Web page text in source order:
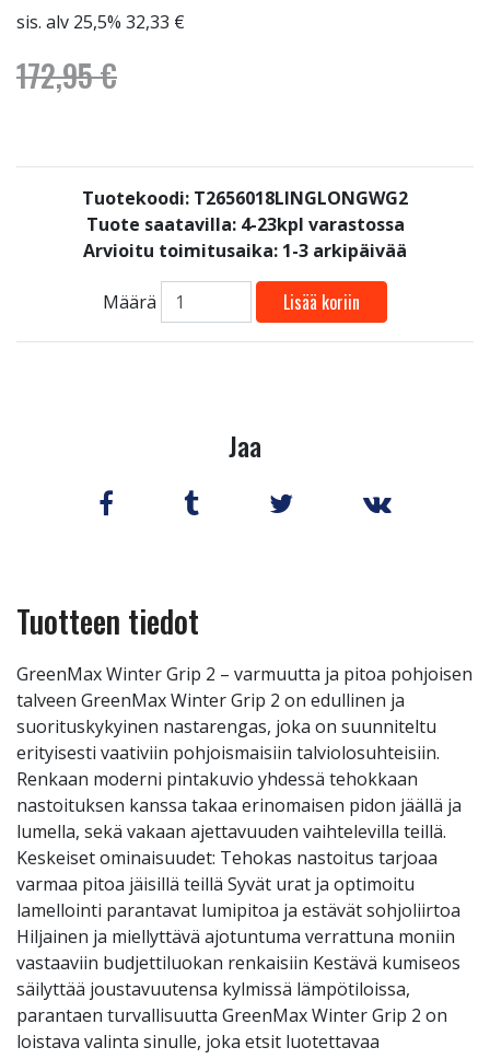
sis. alv 25,5% 32,33 €
172,95 €
Tuotekoodi: T2656018LINGLONGWG2
Tuote saatavilla: 4-23kpl varastossa
Arvioitu toimitusaika: 1-3 arkipäivää
Määrä Lisää koriin
Jaa
Tuotteen tiedot
GreenMax Winter Grip 2 – varmuutta ja pitoa pohjoisen
talveen GreenMax Winter Grip 2 on edullinen ja
suorituskykyinen nastarengas, joka on suunniteltu
erityisesti vaativiin pohjoismaisiin talviolosuhteisiin.
Renkaan moderni pintakuvio yhdessä tehokkaan
nastoituksen kanssa takaa erinomaisen pidon jäällä ja
lumella, sekä vakaan ajettavuuden vaihtelevilla teillä.
Keskeiset ominaisuudet: Tehokas nastoitus tarjoaa
varmaa pitoa jäisillä teillä Syvät urat ja optimoitu
lamellointi parantavat lumipitoa ja estävät sohjoliirtoa
Hiljainen ja miellyttävä ajotuntuma verrattuna moniin
vastaaviin budjettiluokan renkaisiin Kestävä kumiseos
säilyttää joustavuutensa kylmissä lämpötiloissa,
parantaen turvallisuutta GreenMax Winter Grip 2 on
loistava valinta sinulle, joka etsit luotettavaa